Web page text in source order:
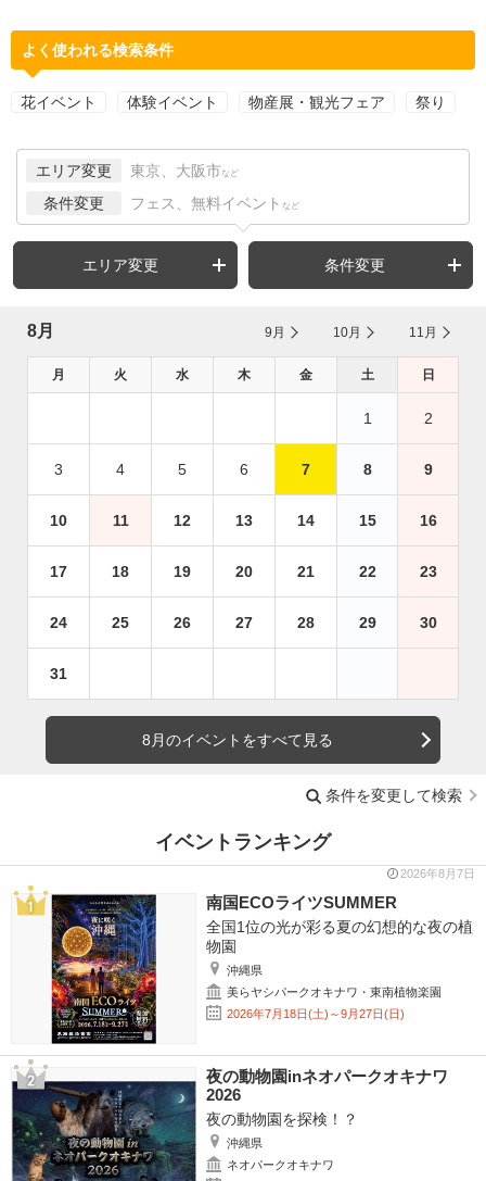
よく使われる検索条件
花イベント 体験イベント 物産展・観光フェア 祭り
エリア変更 東京、大阪市 など
条件変更 フェス、無料イベント など
エリア変更 条件変更
8月 9月 10月 11月
月 火 水 木 金 土 日
1 2
3 4 5 6 7 8 9
10 11 12 13 14 15 16
17 18 19 20 21 22 23
24 25 26 27 28 29 30
31
8月のイベントをすべて見る
条件を変更して検索
イベントランキング
2026年8月7日
南国ECOライツSUMMER
全国1位の光が彩る夏の幻想的な夜の植
物園
沖縄県
美らヤシパークオキナワ・東南植物楽園
2026年7月18日(土)～9月27日(日)
夜の動物園inネオパークオキナワ
2026
夜の動物園を探検！？
沖縄県
ネオパークオキナワ